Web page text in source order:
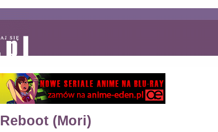
Reboot (Mori)